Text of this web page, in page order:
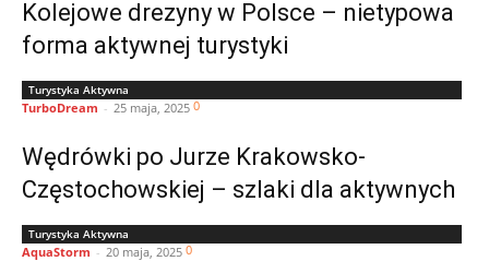
Kolejowe drezyny w Polsce – nietypowa
forma aktywnej turystyki
Turystyka Aktywna
TurboDream - 25 maja, 2025 0
Wędrówki po Jurze Krakowsko-
Częstochowskiej – szlaki dla aktywnych
Turystyka Aktywna
AquaStorm - 20 maja, 2025 0